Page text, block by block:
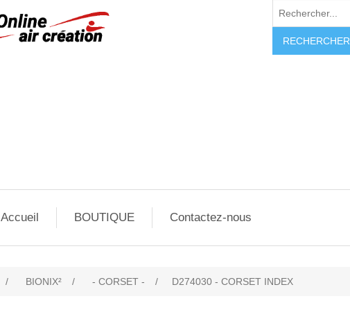
RECHERCHER
Accueil BOUTIQUE Contactez-nous
/ BIONIX² / - CORSET - / D274030 - CORSET INDEX